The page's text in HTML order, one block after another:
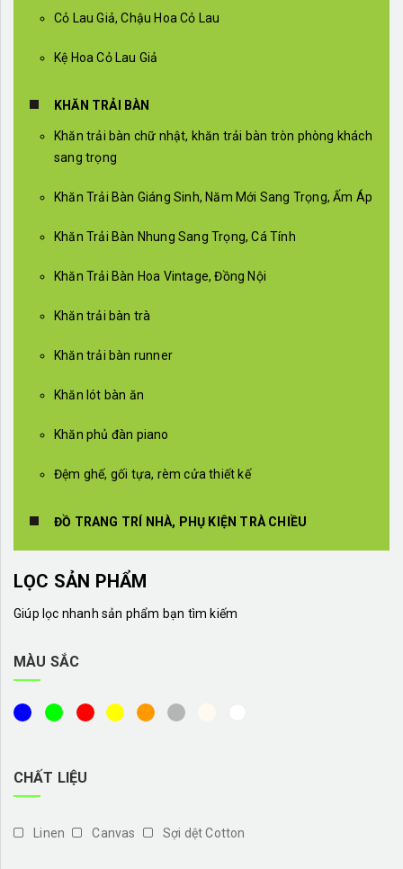
Cỏ Lau Giả, Chậu Hoa Cỏ Lau
Kệ Hoa Cỏ Lau Giả
KHĂN TRẢI BÀN
Khăn trải bàn chữ nhật, khăn trải bàn tròn phòng khách
sang trọng
Khăn Trải Bàn Giáng Sinh, Năm Mới Sang Trọng, Ấm Áp
Khăn Trải Bàn Nhung Sang Trọng, Cá Tính
Khăn Trải Bàn Hoa Vintage, Đồng Nội
Khăn trải bàn trà
Khăn trải bàn runner
Khăn lót bàn ăn
Khăn phủ đàn piano
Đệm ghế, gối tựa, rèm cửa thiết kế
ĐỒ TRANG TRÍ NHÀ, PHỤ KIỆN TRÀ CHIỀU
LỌC SẢN PHẨM
Giúp lọc nhanh sản phẩm bạn tìm kiếm
MÀU SẮC
CHẤT LIỆU
Linen Canvas Sợi dệt Cotton